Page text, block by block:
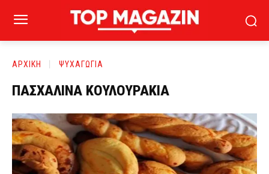
ΑΡΧΙΚΗ ΨΥΧΑΓΩΓΙΑ
ΠΑΣΧΑΛΙΝΑ ΚΟΥΛΟΥΡΑΚΙΑ